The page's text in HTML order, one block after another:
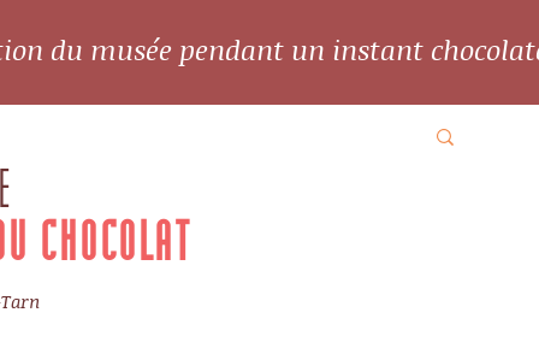
du musée pendant un instant
CHOCOLAT